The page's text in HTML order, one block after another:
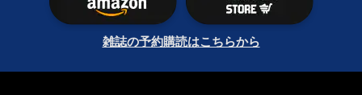
雑誌の予約購読はこちらから